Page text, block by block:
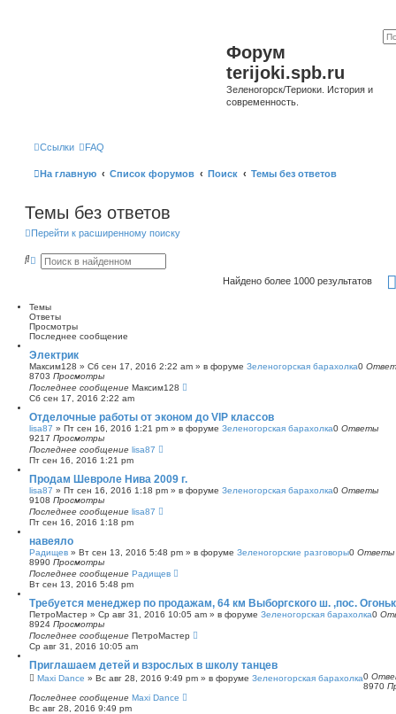
Форум
terijoki.spb.ru
Зеленогорск/Териоки. История и
современность.
Ссылки FAQ
На главную Список форумов Поиск Темы без ответов
Темы без ответов
Перейти к расширенному поиску
П Р
р
е
н
н
ы
й
п
о
и
к
Найдено более 1000 результатов
Темы
Ответы
Просмотры
Последнее сообщение
Электрик
Максим128 » Сб сен 17, 2016 2:22 am » в форуме Зеленогорская барахолка0
8703 Просмотры
Последнее сообщение Максим128
Сб сен 17, 2016 2:22 am
Отделочные работы от эконом до VIP классов
lisa87 » Пт сен 16, 2016 1:21 pm » в форуме Зеленогорская барахолка0 Ответы
9217 Просмотры
Последнее сообщение lisa87
Пт сен 16, 2016 1:21 pm
Продам Шевроле Нива 2009 г.
lisa87 » Пт сен 16, 2016 1:18 pm » в форуме Зеленогорская барахолка0 Ответы
9108 Просмотры
Последнее сообщение lisa87
Пт сен 16, 2016 1:18 pm
навеяло
Радищев » Вт сен 13, 2016 5:48 pm » в форуме Зеленогорские разговоры0 Ответы
8990 Просмотры
Последнее сообщение Радищев
Вт сен 13, 2016 5:48 pm
Требуется менеджер по продажам, 64 км Выборгского ш. ,пос.
ПетроМастер » Ср авг 31, 2016 10:05 am » в форуме Зеленогорская барахолка0
8924 Просмотры
Последнее сообщение ПетроМастер
Ср авг 31, 2016 10:05 am
Приглашаем детей и взрослых в школу танцев
Maxi Dance » Вс авг 28, 2016 9:49 pm » в форуме Зеленогорская барахолка0
8970
Последнее сообщение Maxi Dance
Вс авг 28, 2016 9:49 pm